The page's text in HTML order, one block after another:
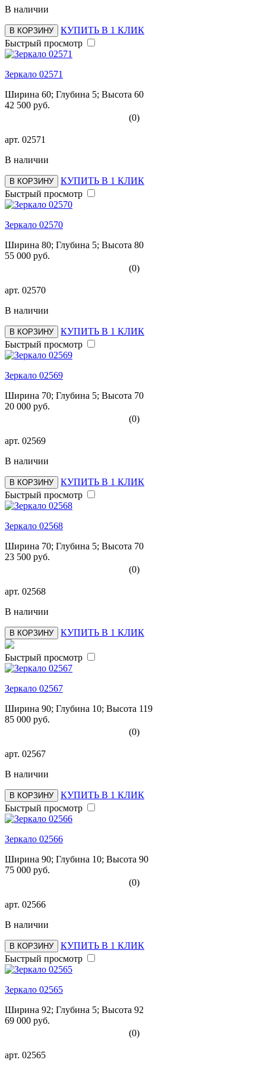
В наличии
В КОРЗИНУ
КУПИТЬ В 1 КЛИК
Быстрый просмотр
Зеркало 02571
Ширина 60; Глубина 5; Высота 60
42 500 руб.
(0)
арт. 02571
В наличии
В КОРЗИНУ
КУПИТЬ В 1 КЛИК
Быстрый просмотр
Зеркало 02570
Ширина 80; Глубина 5; Высота 80
55 000 руб.
(0)
арт. 02570
В наличии
В КОРЗИНУ
КУПИТЬ В 1 КЛИК
Быстрый просмотр
Зеркало 02569
Ширина 70; Глубина 5; Высота 70
20 000 руб.
(0)
арт. 02569
В наличии
В КОРЗИНУ
КУПИТЬ В 1 КЛИК
Быстрый просмотр
Зеркало 02568
Ширина 70; Глубина 5; Высота 70
23 500 руб.
(0)
арт. 02568
В наличии
В КОРЗИНУ КУПИТЬ В 1 КЛИК
Быстрый просмотр
Зеркало 02567
Ширина 90; Глубина 10; Высота 119
85 000 руб.
(0)
арт. 02567
В наличии
В КОРЗИНУ
КУПИТЬ В 1 КЛИК
Быстрый просмотр
Зеркало 02566
Ширина 90; Глубина 10; Высота 90
75 000 руб.
(0)
арт. 02566
В наличии
В КОРЗИНУ
КУПИТЬ В 1 КЛИК
Быстрый просмотр
Зеркало 02565
Ширина 92; Глубина 5; Высота 92
69 000 руб.
(0)
арт. 02565